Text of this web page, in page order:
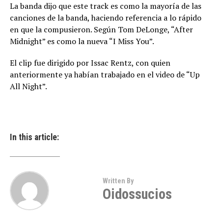
La banda dijo que este track es como la mayoría de las
canciones de la banda, haciendo referencia a lo rápido
en que la compusieron. Según Tom DeLonge, “After
Midnight” es como la nueva “I Miss You”.
El clip fue dirigido por Issac Rentz, con quien
anteriormente ya habían trabajado en el video de “Up
All Night”.
In this article:
Written By
Oidossucios